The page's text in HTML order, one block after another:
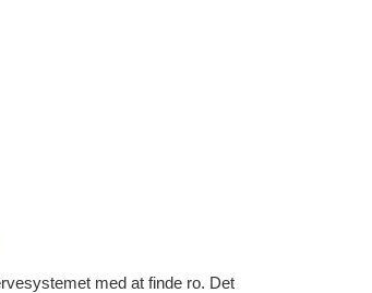
med at finde ro. Det